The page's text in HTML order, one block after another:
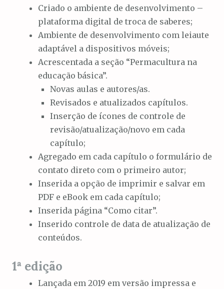
Criado o ambiente de desenvolvimento –
plataforma digital de troca de saberes;
Ambiente de desenvolvimento com leiaute
adaptável a dispositivos móveis;
Acrescentada a seção “Permacultura na
educação básica”.
Novas aulas e autores/as.
Revisados e atualizados capítulos.
Inserção de ícones de controle de
revisão/atualização/novo em cada
capítulo;
Agregado em cada capítulo o formulário de
contato direto com o primeiro autor;
Inserida a opção de imprimir e salvar em
PDF e eBook em cada capítulo;
Inserida página “Como citar”.
Inserido controle de data de atualização de
conteúdos.
1ª edição
Lançada em 2019 em versão impressa e